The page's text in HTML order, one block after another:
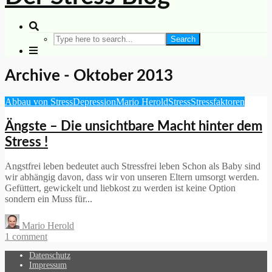
Search
Archive - Oktober 2013
Abbau von StressDepressionMario HeroldStressStressfaktoren
Ängste – Die unsichtbare Macht hinter dem
Stress !
Angstfrei leben bedeutet auch Stressfrei leben Schon als Baby sind
wir abhängig davon, dass wir von unseren Eltern umsorgt werden.
Gefüttert, gewickelt und liebkost zu werden ist keine Option
sondern ein Muss für...
Mario Herold
1 comment
Datenschutz
Impressum